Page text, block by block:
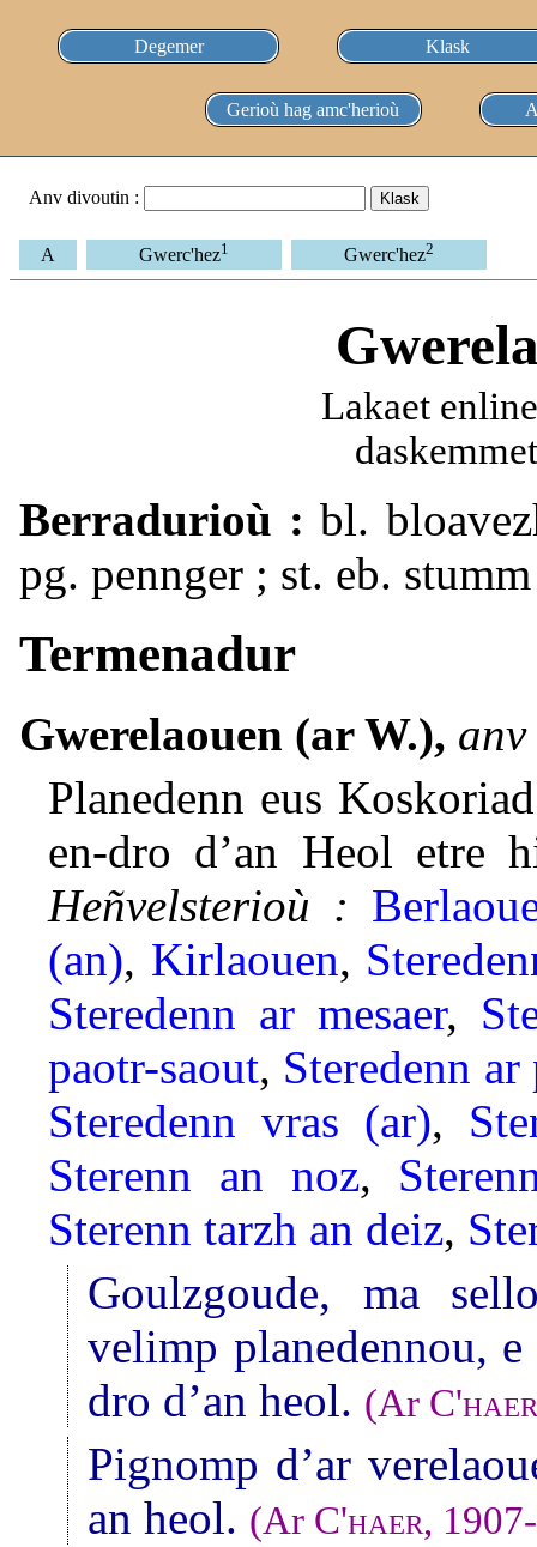
Degemer Klask
Gerioù hag amc'herioù
Anv divoutin :
A Gwerc'hez1 Gwerc'hez2
Lakaet
Berradurioù : bl.
pg. pennger ; st. eb.
Termenadur
Gwerelaouen (ar W.),
Planedenn eus
en-dro d’an Heol etre
Heñvelsterioù :
(an), Kirlaouen,
Steredenn ar mesaer,
paotr-saout, Steredenn ar
Steredenn vras (ar),
Sterenn an noz,
Sterenn tarzh an deiz,
Goulzgoude, ma
velimp planedennou,
dro d’an heol. (Ar C'haer
Pignomp d’ar
an heol. (Ar C'haer,